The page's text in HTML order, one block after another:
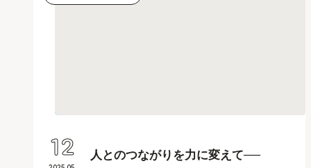
人とのつながりを力に変えて──
12